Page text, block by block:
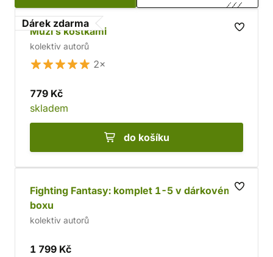
Dárek zdarma
Muži s kostkami
kolektiv autorů
2×
779 Kč
skladem
do košíku
Fighting Fantasy: komplet 1-5 v dárkovém
boxu
kolektiv autorů
1 799 Kč